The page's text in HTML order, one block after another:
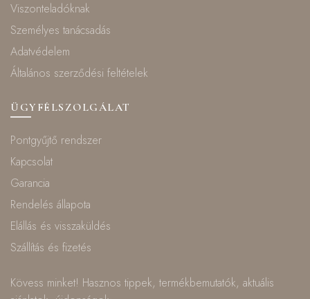
Viszonteladóknak
Személyes tanácsadás
Adatvédelem
Általános szerződési feltételek
ÜGYFÉLSZOLGÁLAT
Pontgyűjtő rendszer
Kapcsolat
Garancia
Rendelés állapota
Elállás és visszaküldés
Szállítás és fizetés
Kövess minket! Hasznos tippek, termékbemutatók, aktuális